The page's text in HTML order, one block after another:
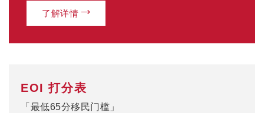
了解详情
EOI 打分表
「最低65分移民门槛」